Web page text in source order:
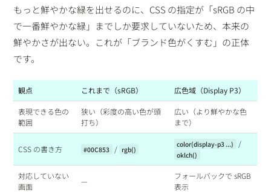
もっと鮮やかな緑を出せるのに、CSS の指定が「sRGB の中
で一番鮮やかな緑」までしか要求していないため、本来の
鮮やかさが出ない。これが「ブランド色がくすむ」の正体
です。
観点 これまで（sRGB） 広色域（Display P3）
表現できる色の
範囲
狭い（彩度の高い色が頭
打ち）
広い（より鮮やかな色
まで）
CSS の書き方 #00C853 / rgb()
color(display-p3 ...) /
oklch()
対応していない
画面
—
フォールバックで sRGB
表示